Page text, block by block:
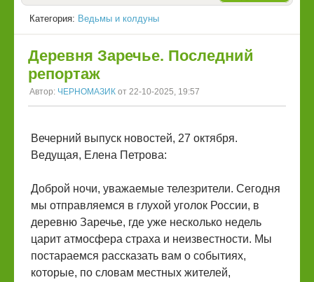
Категория: Ведьмы и колдуны
Деревня Заречье. Последний
репортаж
Автор: ЧЕРНОМАЗИК от 22-10-2025, 19:57
Вечерний выпуск новостей, 27 октября.
Ведущая, Елена Петрова:
Доброй ночи, уважаемые телезрители. Сегодня
мы отправляемся в глухой уголок России, в
деревню Заречье, где уже несколько недель
царит атмосфера страха и неизвестности. Мы
постараемся рассказать вам о событиях,
которые, по словам местных жителей,